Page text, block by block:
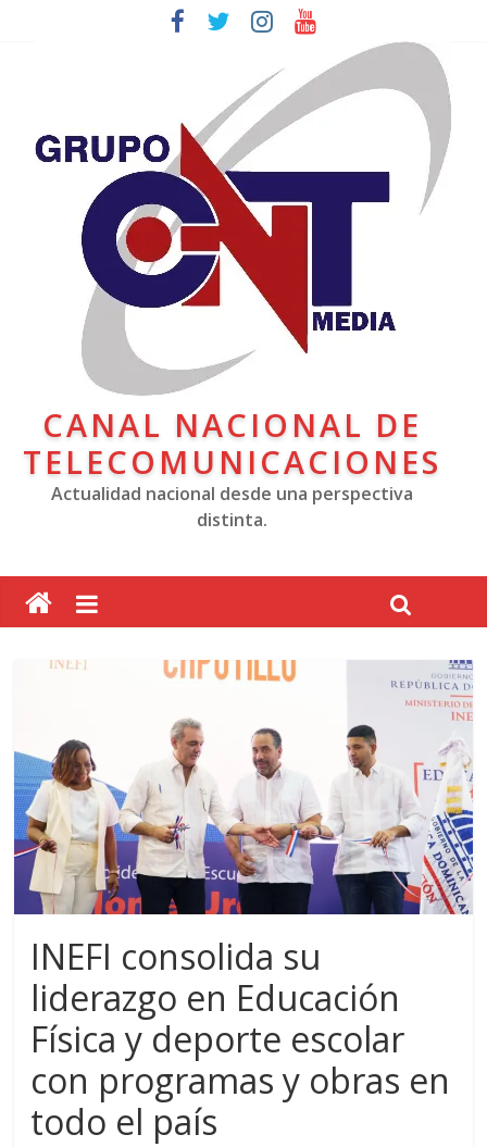
CANAL NACIONAL DE
TELECOMUNICACIONES
Actualidad nacional desde una perspectiva
distinta.
INEFI consolida su
liderazgo en Educación
Física y deporte escolar
con programas y obras en
todo el país